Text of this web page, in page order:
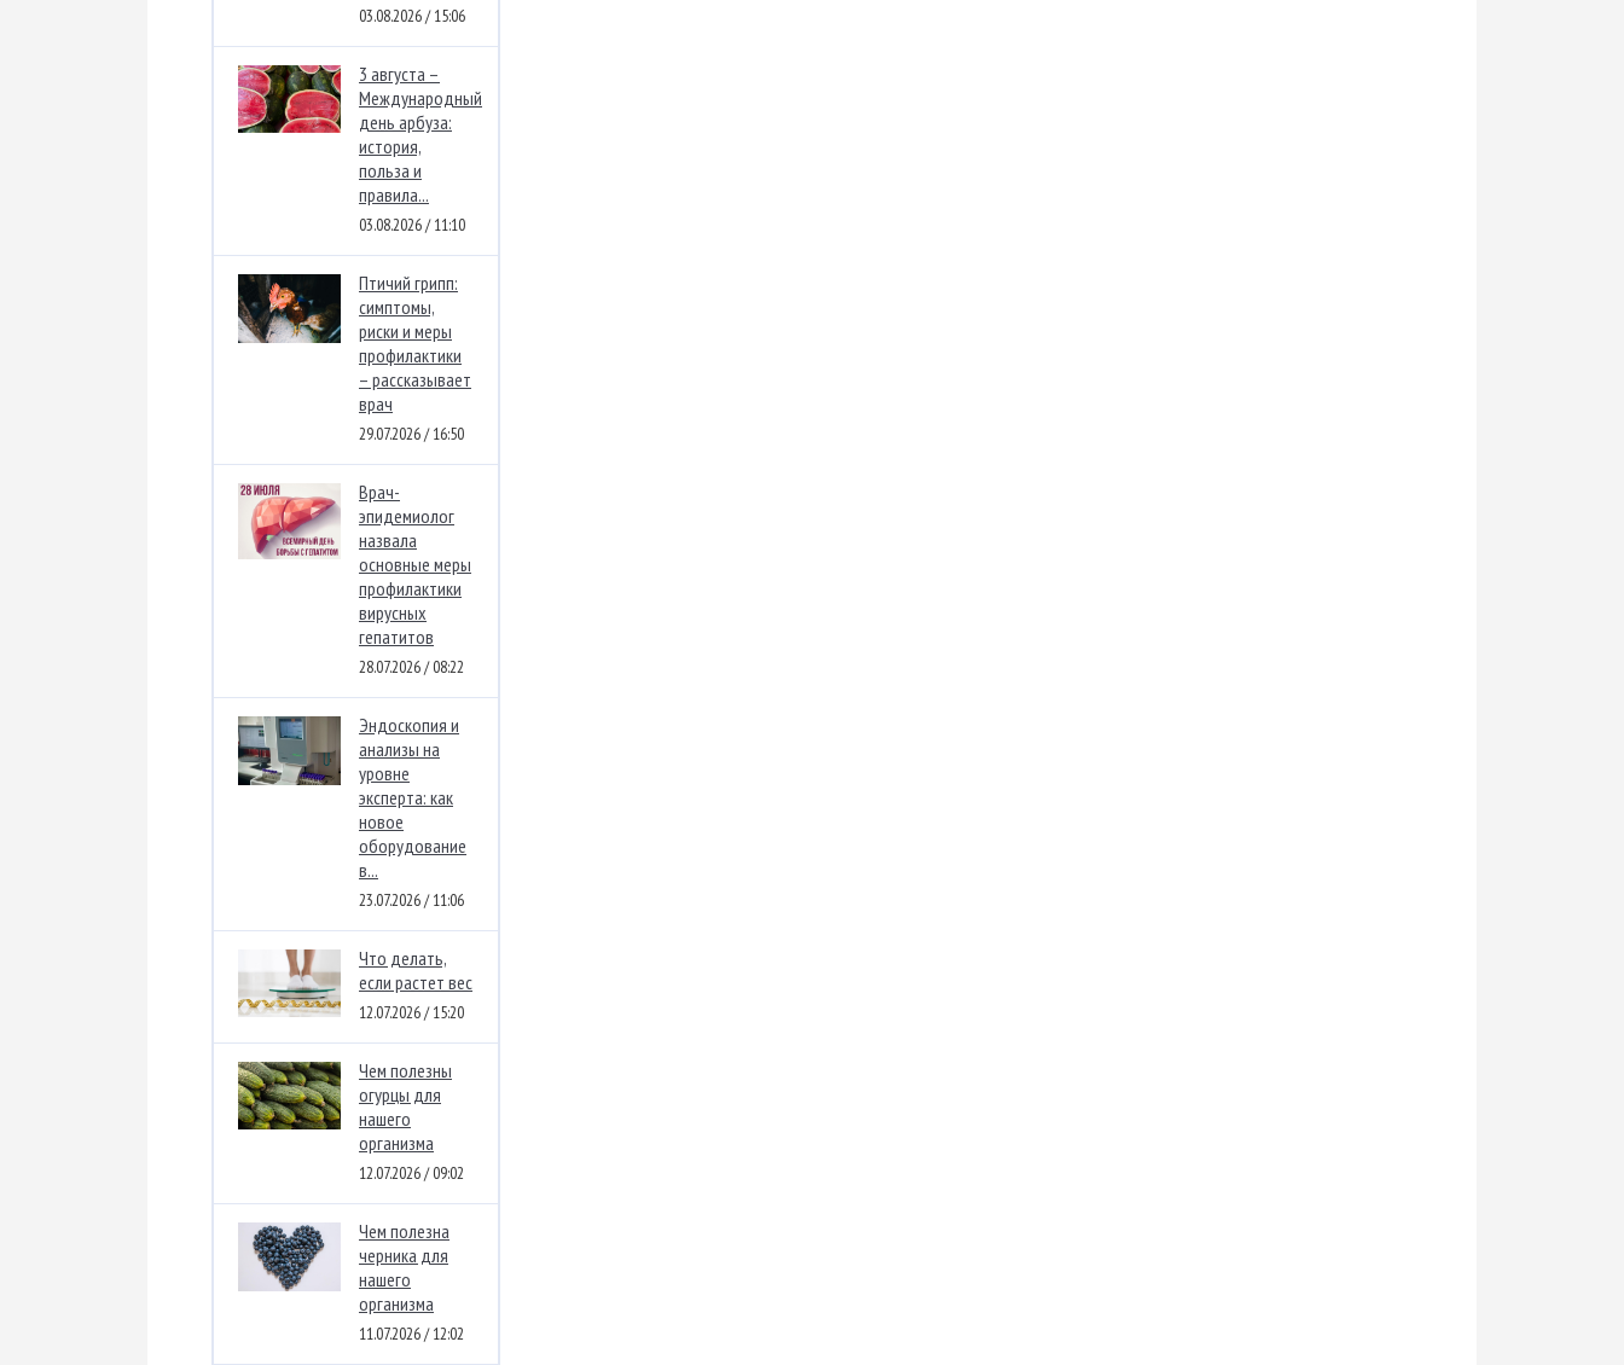
03.08.2026 / 15:06
3 августа –
Международный
день арбуза:
история,
польза и
правила...
03.08.2026 / 11:10
Птичий грипп:
симптомы,
риски и меры
профилактики
– рассказывает
врач
29.07.2026 / 16:50
Врач-
эпидемиолог
назвала
основные меры
профилактики
вирусных
гепатитов
28.07.2026 / 08:22
Эндоскопия и
анализы на
уровне
эксперта: как
новое
оборудование
в...
23.07.2026 / 11:06
Что делать,
если растет вес
12.07.2026 / 15:20
Чем полезны
огурцы для
нашего
организма
12.07.2026 / 09:02
Чем полезна
черника для
нашего
организма
11.07.2026 / 12:02